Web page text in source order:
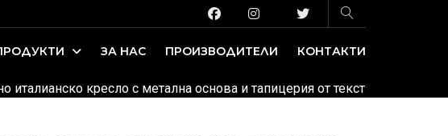
ЗА НАС ПРОИЗВОДИТЕЛИ КОНТАКТИ
италианско кресло с метална основа и тапицерия от текстил или кожа.